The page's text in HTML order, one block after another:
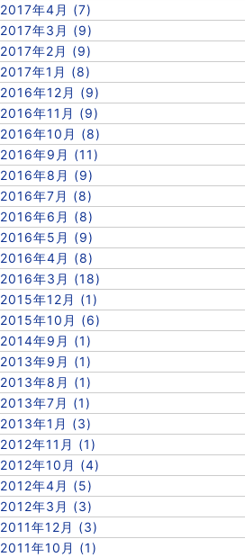
2017年4月 (7)
2017年3月 (9)
2017年2月 (9)
2017年1月 (8)
2016年12月 (9)
2016年11月 (9)
2016年10月 (8)
2016年9月 (11)
2016年8月 (9)
2016年7月 (8)
2016年6月 (8)
2016年5月 (9)
2016年4月 (8)
2016年3月 (18)
2015年12月 (1)
2015年10月 (6)
2014年9月 (1)
2013年9月 (1)
2013年8月 (1)
2013年7月 (1)
2013年1月 (3)
2012年11月 (1)
2012年10月 (4)
2012年4月 (5)
2012年3月 (3)
2011年12月 (3)
2011年10月 (1)